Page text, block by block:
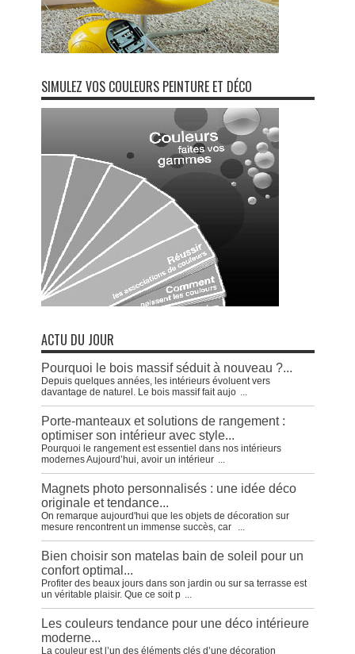
SIMULEZ VOS COULEURS PEINTURE ET DÉCO
ACTU DU JOUR
Pourquoi le bois massif séduit à nouveau ?...
Depuis quelques années, les intérieurs évoluent vers
davantage de naturel. Le bois massif fait aujo ...
Porte-manteaux et solutions de rangement :
optimiser son intérieur avec style...
Pourquoi le rangement est essentiel dans nos intérieurs
modernes Aujourd’hui, avoir un intérieur ...
Magnets photo personnalisés : une idée déco
originale et tendance...
On remarque aujourd'hui que les objets de décoration sur
mesure rencontrent un immense succès, car
...
Bien choisir son matelas bain de soleil pour un
confort optimal...
Profiter des beaux jours dans son jardin ou sur sa terrasse est
un véritable plaisir. Que ce soit p ...
Les couleurs tendance pour une déco intérieure
moderne...
La couleur est l’un des éléments clés d’une décoration